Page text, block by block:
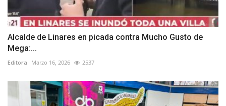
Alcalde de Linares en picada contra Mucho Gusto de
Mega:...
Editora Marzo 16, 2026 2537